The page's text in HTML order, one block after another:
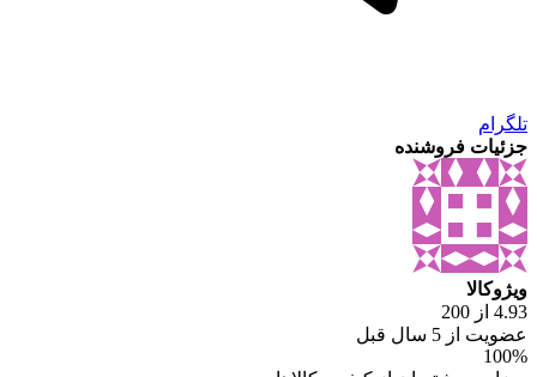
تلگرام
جزئیات فروشنده
ویژوکالا
4.93 از 200
عضویت از 5 سال قبل
100%